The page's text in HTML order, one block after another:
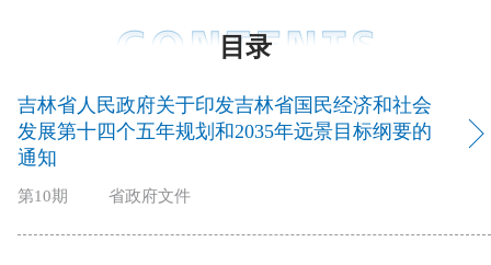
目录
吉林省人民政府关于印发吉林省国民经济和社会
发展第十四个五年规划和2035年远景目标纲要的
通知
第10期 省政府文件